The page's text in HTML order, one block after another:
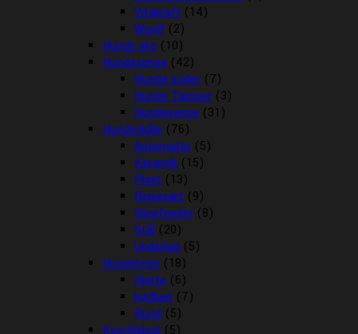
Vitakraft (14)
Woolf (2)
Hunde sko (10)
Hundesenge (42)
Hunde puder (7)
Hunde Tæpper (3)
Hundesenge (31)
Hundeskåle (76)
Automater (5)
Keramik (15)
Plast (13)
Rejsesæt (9)
Slowfeeder (8)
Stål (20)
Underlag (5)
Hundetegn (18)
Hjerte (6)
kødben (7)
Rund (5)
Kosttilskud (5)